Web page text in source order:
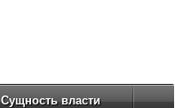
Сущность власти